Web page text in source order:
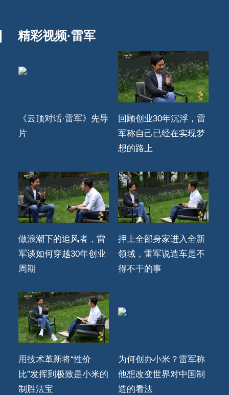
精彩视频·雷军
《云顶对话·雷军》先导
片
回顾创业30年沉浮，雷
军称自己已经在实现梦
想的路上
做浪潮下的追风者，雷
军谈如何穿越30年创业
周期
押上全部身家进入全新
领域，雷军说造车是不
得不干的事
用技术革新将“性价
比”发挥到极致是小米的
制胜法宝
为何创办小米？雷军称
他想改变世界对中国制
造的看法